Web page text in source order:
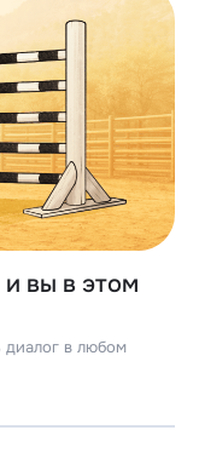
вы в этом
диалог в любом